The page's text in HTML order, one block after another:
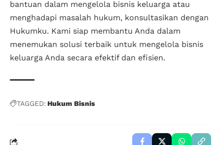
bantuan dalam mengelola bisnis keluarga atau
menghadapi masalah hukum, konsultasikan dengan
Hukumku. Kami siap membantu Anda dalam
menemukan solusi terbaik untuk mengelola bisnis
keluarga Anda secara efektif dan efisien.
TAGGED: Hukum Bisnis